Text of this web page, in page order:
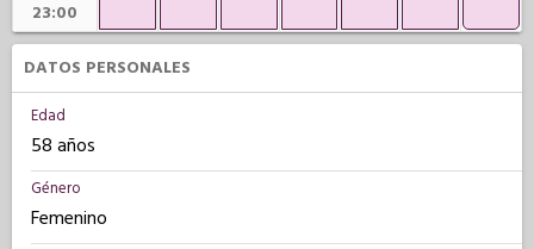
23:00
DATOS PERSONALES
Edad
58 años
Género
Femenino